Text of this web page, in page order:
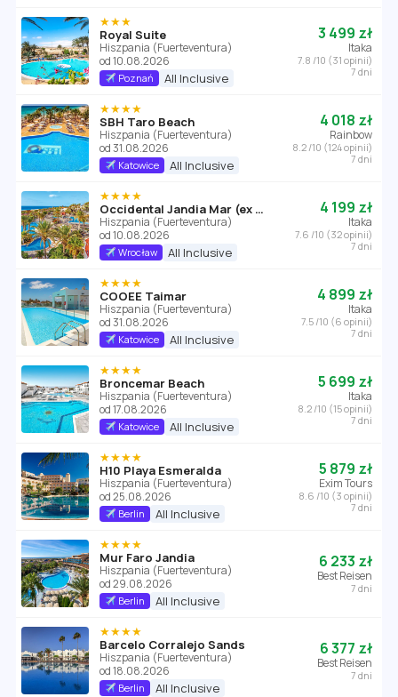
★★★
Royal Suite
Hiszpania (Fuerteventura)
od 10.08.2026
Poznań All Inclusive
3 499 zł
Itaka
7.8 /10 (31 opinii)
7 dni
★★★★
SBH Taro Beach
Hiszpania (Fuerteventura)
od 31.08.2026
Katowice All Inclusive
4 018 zł
Rainbow
8.2 /10 (124 opinii)
7 dni
★★★★
Occidental Jandia Mar (ex Barcelo Jandia Mar)
Hiszpania (Fuerteventura)
od 10.08.2026
Wrocław All Inclusive
4 199 zł
Itaka
7.6 /10 (32 opinii)
7 dni
★★★★
COOEE Taimar
Hiszpania (Fuerteventura)
od 31.08.2026
Katowice All Inclusive
4 899 zł
Itaka
7.5 /10 (6 opinii)
7 dni
★★★★
Broncemar Beach
Hiszpania (Fuerteventura)
od 17.08.2026
Katowice All Inclusive
5 699 zł
Itaka
8.2 /10 (15 opinii)
7 dni
★★★★
H10 Playa Esmeralda
Hiszpania (Fuerteventura)
od 25.08.2026
Berlin All Inclusive
5 879 zł
Exim Tours
8.6 /10 (3 opinii)
7 dni
★★★★
Mur Faro Jandia
Hiszpania (Fuerteventura)
od 29.08.2026
Berlin All Inclusive
6 233 zł
Best Reisen
7 dni
★★★★
Barcelo Corralejo Sands
Hiszpania (Fuerteventura)
od 18.08.2026
Berlin All Inclusive
6 377 zł
Best Reisen
7 dni